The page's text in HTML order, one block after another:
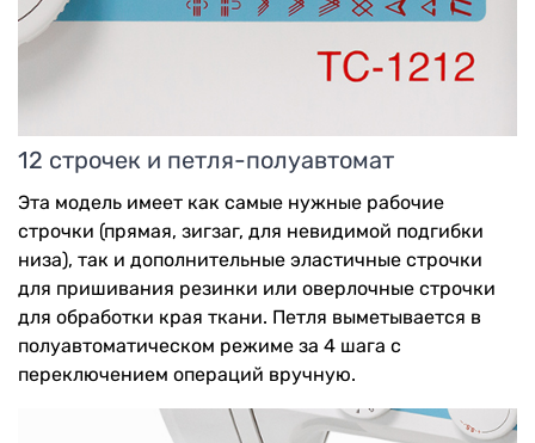
12 строчек и петля-полуавтомат
Эта модель имеет как самые нужные рабочие
строчки (прямая, зигзаг, для невидимой подгибки
низа), так и дополнительные эластичные строчки
для пришивания резинки или оверлочные строчки
для обработки края ткани. Петля выметывается в
полуавтоматическом режиме за 4 шага с
переключением операций вручную.